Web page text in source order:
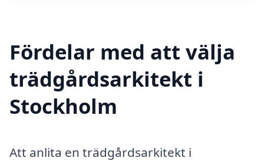
Fördelar med att välja
trädgårdsarkitekt i
Stockholm
Att anlita en trädgårdsarkitekt i